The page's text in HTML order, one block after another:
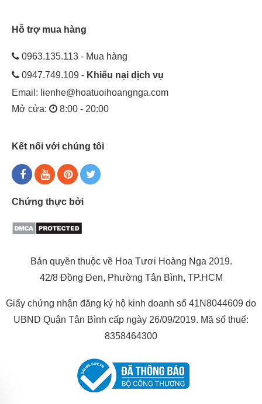
Hỗ trợ mua hàng
0963.135.113 - Mua hàng
0947.749.109 - Khiếu nại dịch vụ
Email: lienhe@hoatuoihoangnga.com
Mở cửa:
8:00 - 20:00
Kết nối với chúng tôi
Chứng thực bởi
Bản quyền thuộc về Hoa Tươi Hoàng Nga 2019.
42/8 Đồng Đen, Phường Tân Bình, TP.HCM
Giấy chứng nhận đăng ký hộ kinh doanh số 41N8044609 do
UBND Quận Tân Bình cấp ngày 26/09/2019. Mã số thuế:
8358464300